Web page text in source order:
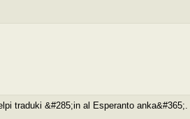
traduki &#285;in al Esperanto anka&#365;.